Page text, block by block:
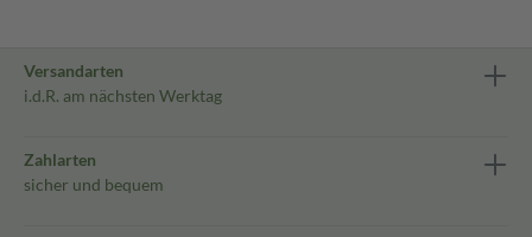
Versandarten
i.d.R. am nächsten Werktag
Zahlarten
sicher und bequem